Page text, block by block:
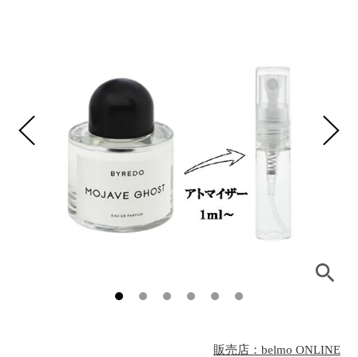
販売店：belmo ONLINE